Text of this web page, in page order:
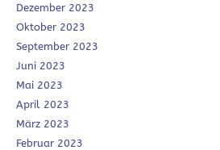
Dezember 2023
Oktober 2023
September 2023
Juni 2023
Mai 2023
April 2023
März 2023
Februar 2023